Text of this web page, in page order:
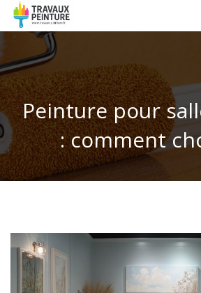
NOS DERNIERS ARTICLES
DÉCORATION
TRAVAUX
TECHNIQUE DE PEINTRE
Peinture pour
: comment